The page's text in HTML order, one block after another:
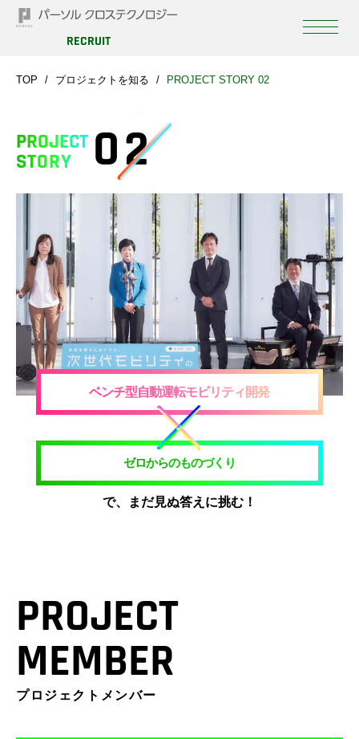
RECRUIT
TOP プロジェクトを知る PROJECT STORY 02
PROJECT
STORY
02
ベンチ型自動運転モビリティ開発
ゼロからのものづくり
で、まだ見ぬ答えに挑む！
PROJECT
MEMBER
プロジェクトメンバー